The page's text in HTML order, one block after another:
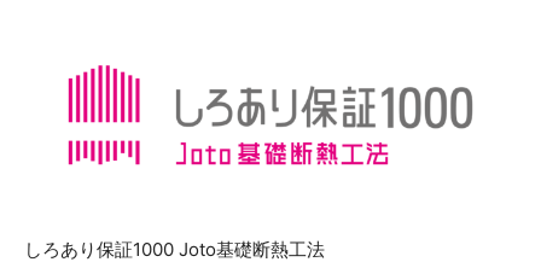
しろあり保証1000 Joto基礎断熱工法